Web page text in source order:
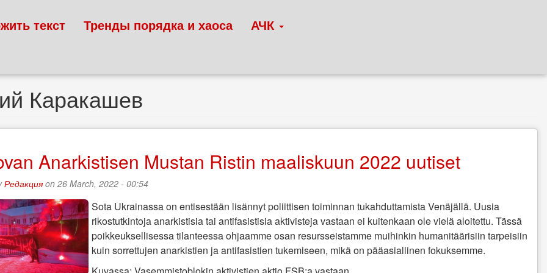
текст Тренды порядка и хаоса АЧК
Каракашев
Anarkistisen Mustan Ristin maaliskuun 2022 uutiset
Редакцияon 26 March, 2022 - 00:54
Sota Ukrainassa on entisestään lisännyt poliittisen toiminnan tukahduttamista Venäjällä. Uusia
rikostutkintoja anarkistisia tai antifasistisia aktivisteja vastaan ei kuitenkaan ole vielä aloitettu. Tässä
poikkeuksellisessa tilanteessa ohjaamme osan resursseistamme muihinkin humanitäärisiin tarpeisiin
kuin sorrettujen anarkistien ja antifasistien tukemiseen, mikä on pääasiallinen fokuksemme.